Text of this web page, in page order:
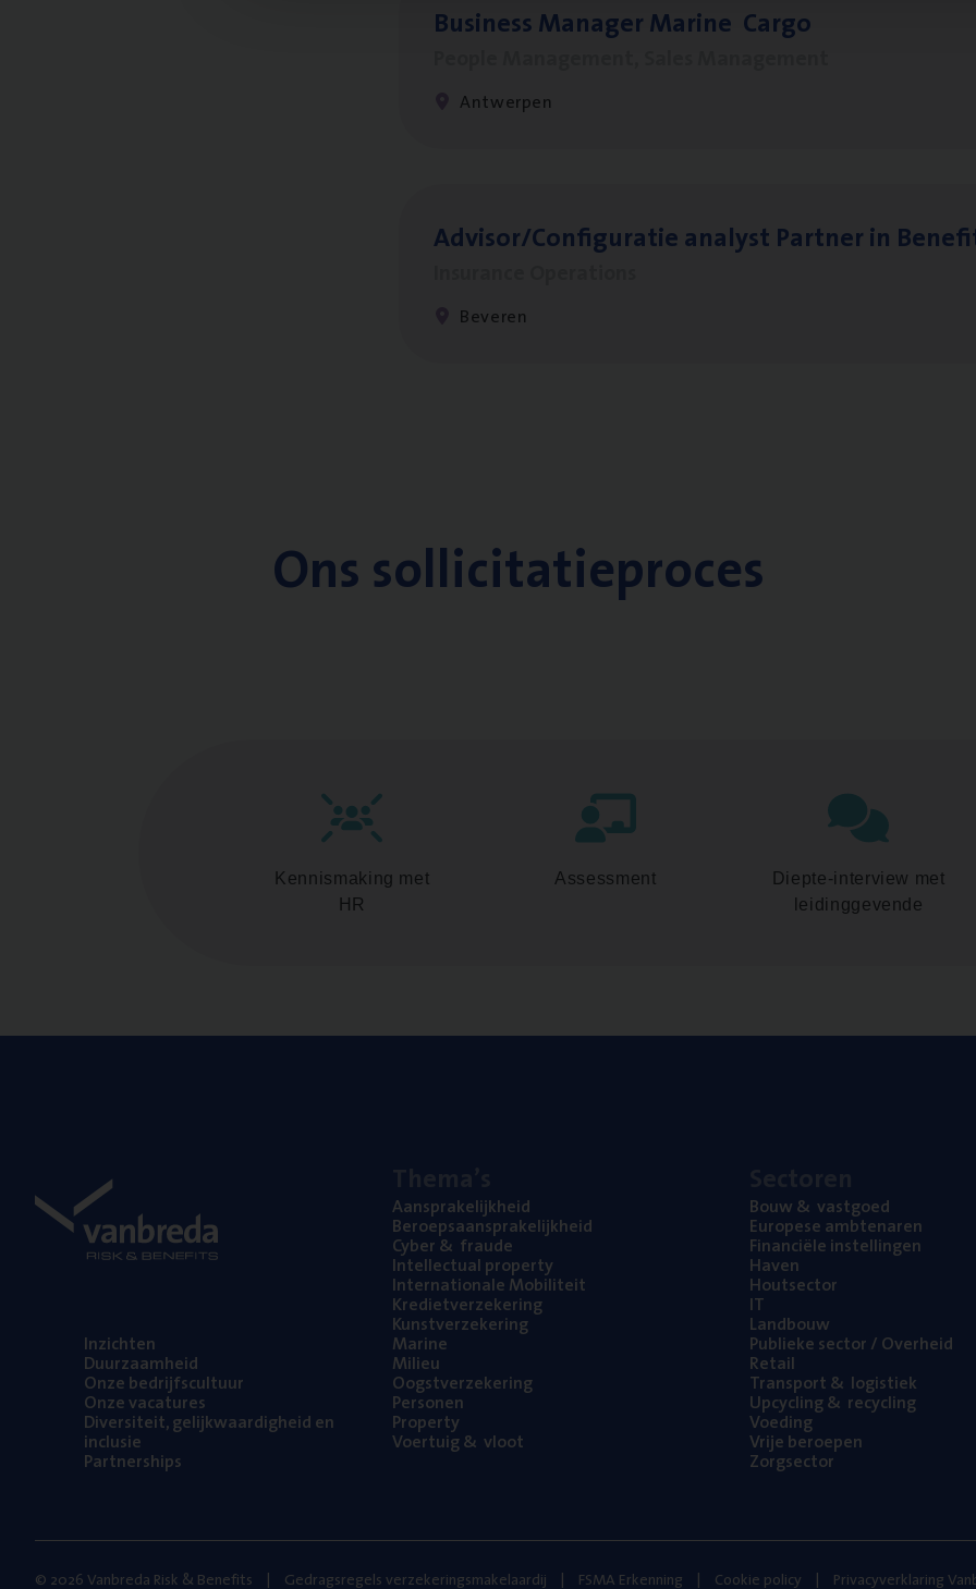
Busi­ness Mana­ger Mari­ne Cargo
Antwerpen
Advisor/​Configuratie ana­lyst Part­ner in
Beveren
Ons sollicitatieproces
Kennismaking met
HR
Assessment
Diepte-interview met
leidinggevende
Inzich­ten
Duur­zaam­heid
Onze bedrijfs­cul­tuur
Onze vaca­tu­res
Diver­si­teit, gelijk­waar­dig­heid en
inclusie
Part­ner­ships
Aan­spra­ke­lijk­heid
Beroeps­aan­spra­ke­lijk­heid
Cyber& fraude
Intel­lec­tu­al property
Inter­na­ti­o­na­le Mobiliteit
Kre­diet­ver­ze­ke­ring
Kunst­ver­ze­ke­ring
Mari­ne
Mili­eu
Oogst­ver­ze­ke­ring
Per­so­nen
Pro­per­ty
Voer­tuig& vloot
Bouw& vastgoed
Euro­pe­se ambtenaren
Finan­ci­ë­le instellingen
Haven
Hout­sec­tor
IT
Land­bouw
Publie­ke sec­tor / Overheid
Retail
Trans­port& logistiek
Upcy­cling& recycling
Voe­ding
Vrije beroe­pen
Zorg­sec­tor
© 2026 Vanbreda Risk & Benefits Gedragsregels verzekeringsmakelaardij FSMA Erkenning Cookie policy Privacyverklaring